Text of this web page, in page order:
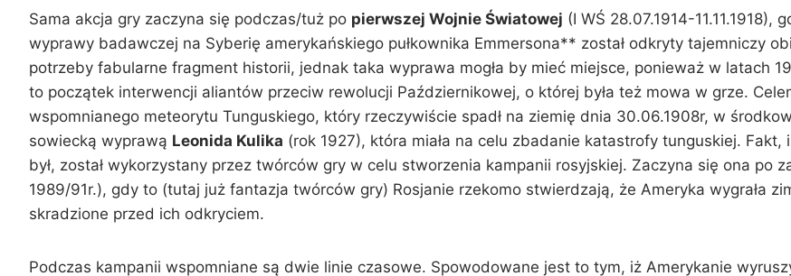
Sama akcja gry zaczyna się podczas/tuż po pierwszej Wojnie Światowej (I WŚ 28.07.1914-11.11.1918),
wyprawy badawczej na Syberię amerykańskiego pułkownika Emmersona** został odkryty tajemniczy
potrzeby fabularne fragment historii, jednak taka wyprawa mogła by mieć miejsce, ponieważ w latach
to początek interwencji aliantów przeciw rewolucji Październikowej, o której była też mowa w grze.
wspomnianego meteorytu Tunguskiego, który rzeczywiście spadł na ziemię dnia 30.06.1908r, w
sowiecką wyprawą Leonida Kulika (rok 1927), która miała na celu zbadanie katastrofy tunguskiej.
był, został wykorzystany przez twórców gry w celu stworzenia kampanii rosyjskiej. Zaczyna się ona po
1989/91r.), gdy to (tutaj już fantazja twórców gry) Rosjanie rzekomo stwierdzają, że Ameryka wygrała
skradzione przed ich odkryciem.
Podczas kampanii wspomniane są dwie linie czasowe. Spowodowane jest to tym, iż Amerykanie